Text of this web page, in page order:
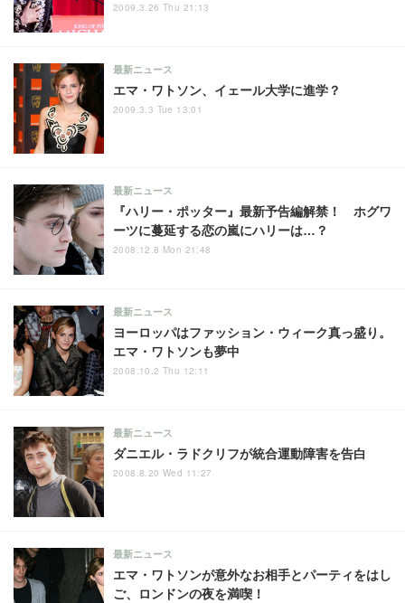
2009.3.26 Thu 21:13
エマ・ワトソン、イェール大学に進学？
最新ニュース
2009.3.3 Tue 13:01
『ハリー・ポッター』最新予告編解禁！ ホグワ
ーツに蔓延する恋の嵐にハリーは…？
最新ニュース
2008.12.8 Mon 21:48
ヨーロッパはファッション・ウィーク真っ盛り。
エマ・ワトソンも夢中
最新ニュース
2008.10.2 Thu 12:11
ダニエル・ラドクリフが統合運動障害を告白
最新ニュース
2008.8.20 Wed 11:27
エマ・ワトソンが意外なお相手とパーティをはし
ご、ロンドンの夜を満喫！
最新ニュース